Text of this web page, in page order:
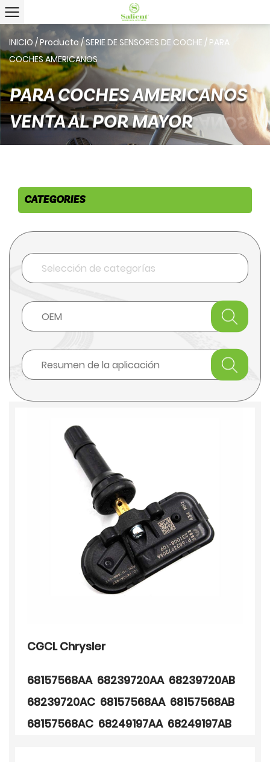
INICIO /Producto/SERIE DE SENSORES DE COCHE / PARA
COCHES AMERICANOS
PARA COCHES AMERICANOS
VENTA AL POR MAYOR
CATEGORIES
CGCL Chrysler
68157568AA 68239720AA 68239720AB
68239720AC 68157568AA 68157568AB
68157568AC 68249197AA 68249197AB